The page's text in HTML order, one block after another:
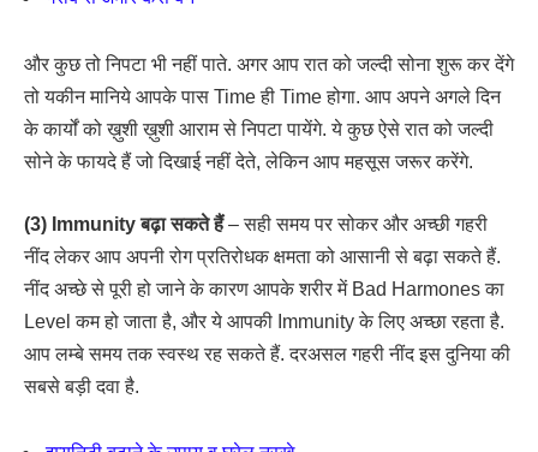
और कुछ तो निपटा भी नहीं पाते. अगर आप रात को जल्दी सोना शुरू कर देंगे
तो यकीन मानिये आपके पास Time ही Time होगा. आप अपने अगले दिन
के कार्यों को ख़ुशी ख़ुशी आराम से निपटा पायेंगे. ये कुछ ऐसे रात को जल्दी
सोने के फायदे हैं जो दिखाई नहीं देते, लेकिन आप महसूस जरूर करेंगे.
(3) Immunity बढ़ा सकते हैं– सही समय पर सोकर और अच्छी गहरी
नींद लेकर आप अपनी रोग प्रतिरोधक क्षमता को आसानी से बढ़ा सकते हैं.
नींद अच्छे से पूरी हो जाने के कारण आपके शरीर में Bad Harmones का
Level कम हो जाता है, और ये आपकी Immunity के लिए अच्छा रहता है.
आप लम्बे समय तक स्वस्थ रह सकते हैं. दरअसल गहरी नींद इस दुनिया की
सबसे बड़ी दवा है.